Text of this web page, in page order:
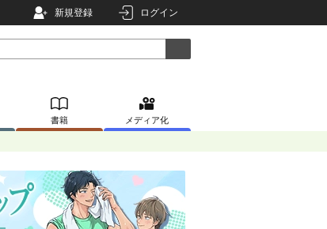
新規登録 ログイン
書籍 メディア化